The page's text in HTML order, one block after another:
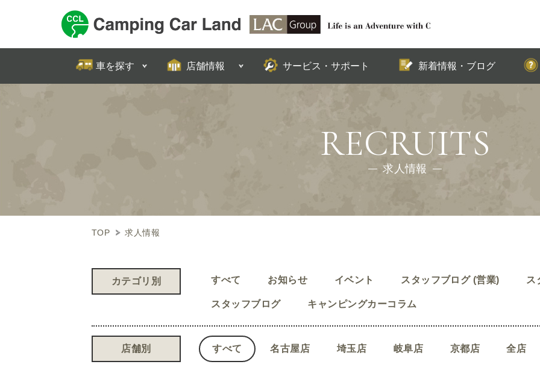
FIND CAR
車を探す
SHOP INFO
店舗情報
SUPPORT
サービス・サポート
NEWS & BLOG
新着情報・ブログ
RECRUITS
求人情報
TOP 求人情報
カテゴリ別 すべて お知らせ イベント スタッフブログ (営業) ス
スタッフブログ キャンピングカーコラム
店舗別 すべて 名古屋店 埼玉店 岐阜店 京都店 全店